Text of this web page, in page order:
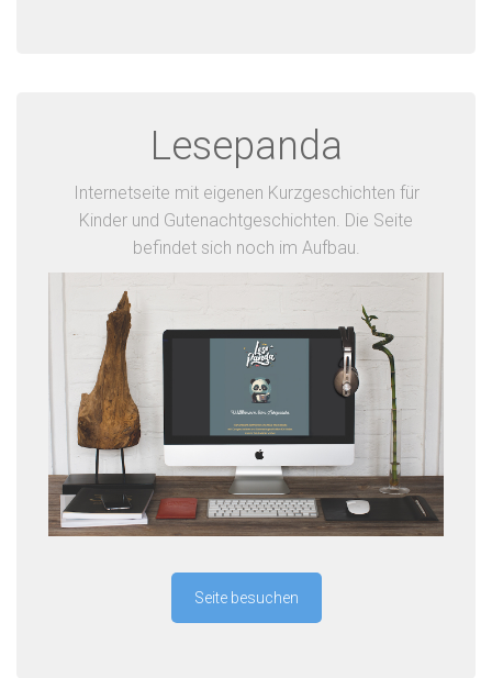
Lesepanda
Internetseite mit eigenen Kurzgeschichten für
Kinder und Gutenachtgeschichten. Die Seite
befindet sich noch im Aufbau.
Seite besuchen